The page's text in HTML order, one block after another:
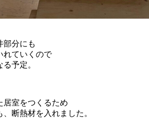
部分にも
れていくので
予定。
居室をつくるため
断熱材を入れました。